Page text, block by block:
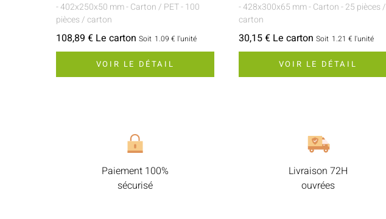
- 402x250x50 mm- Carton / PET- 100
pièces / carton
108,89 € Le carton Soit 1.09 € l'unité
VOIR LE DÉTAIL
- 428x300x65 mm- Carton- 25 pièces /
carton
30,15 € Le carton Soit 1.21 € l'unité
VOIR LE DÉTAIL
Paiement 100%
sécurisé
Livraison 72H
ouvrées